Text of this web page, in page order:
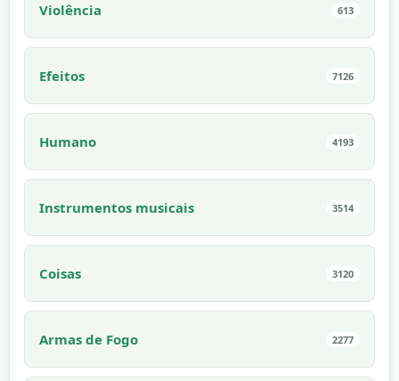
Violência 613
Efeitos 7126
Humano 4193
Instrumentos musicais 3514
Coisas 3120
Armas de Fogo 2277